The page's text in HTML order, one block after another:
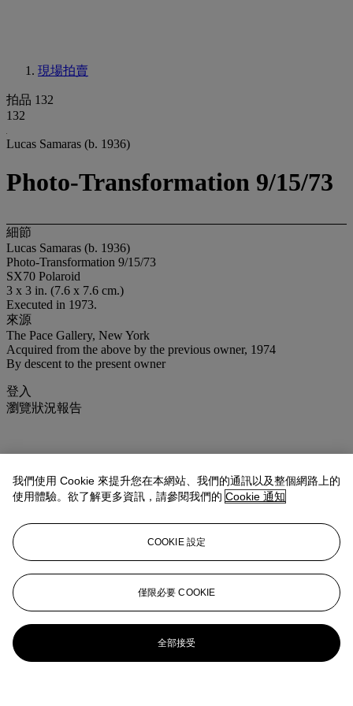
現場拍賣
拍品 132
132
Lucas Samaras (b. 1936)
Photo-Transformation 9/15/73
細節
Lucas Samaras (b. 1936)
Photo-Transformation 9/15/73
SX70 Polaroid
3 x 3 in. (7.6 x 7.6 cm.)
Executed in 1973.
來源
The Pace Gallery, New York
Acquired from the above by the previous owner, 1974
By descent to the present owner
登入
瀏覽狀況報告
我們使用 Cookie 來提升您在本網站、我們的通訊以及整個網路上的
使用體驗。欲了解更多資訊，請參閱我們的 Cookie 通知
COOKIE 設定
僅限必要 COOKIE
全部接受